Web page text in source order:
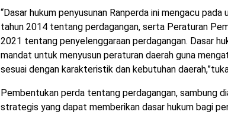
“Dasar hukum penyusunan Ranperda ini mengacu pada
tahun 2014 tentang perdagangan, serta Peraturan
2021 tentang penyelenggaraan perdagangan. Dasar
mandat untuk menyusun peraturan daerah guna
sesuai dengan karakteristik dan kebutuhan
Pembentukan perda tentang perdagangan, sambung
strategis yang dapat memberikan dasar hukum bagi